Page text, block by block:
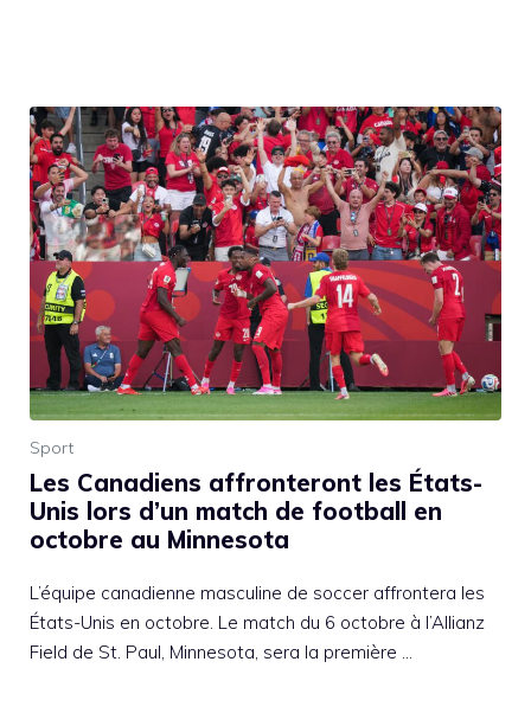
Sport
Les Canadiens affronteront les États-
Unis lors d’un match de football en
octobre au Minnesota
L’équipe canadienne masculine de soccer affrontera les
États-Unis en octobre. Le match du 6 octobre à l’Allianz
Field de St. Paul, Minnesota, sera la première …